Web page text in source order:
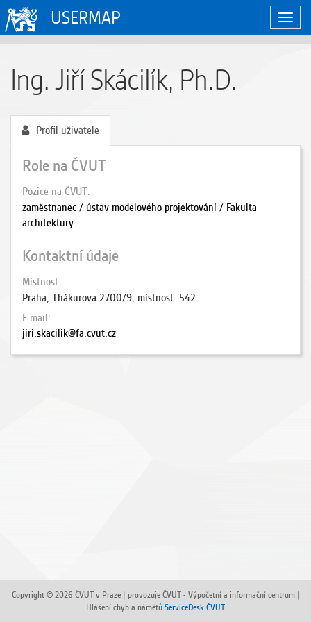
USERMAP
Ing. Jiří Skácilík, Ph.D.
Profil uživatele
Role na ČVUT
Pozice na ČVUT
zaměstnanec / ústav modelového projektování / Fakulta
architektury
Kontaktní údaje
Místnost
Praha, Thákurova 2700/9, místnost: 542
E-mail
jiri.skacilik@fa.cvut.cz
Copyright © 2026 ČVUT v Praze | provozuje ČVUT - Výpočetní a informační centrum |
Hlášení chyb a námětů ServiceDesk ČVUT